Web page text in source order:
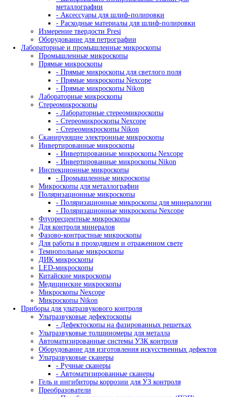
Анализ химического состава
Анализаторы металлов и сплавов
Портативные анализаторы
- Анализаторы Skyray
- Анализаторы драгметаллов
- Анализаторы руды
- Портативные анализаторы металла и
- Рентгенофлуоресцентные анализаторы
- Лазерные спектрометры
- Дифрактометры
- Портативные анализаторы Olympus
- Портативные анализаторы Sciaps
Стационарные анализаторы
- Оптико-эмиссионные спектрометры
- Атомно-абсорбционные спектрометры
- Спектрометры с индуктивно-связанной
Аксессуары и комплектующие
Рентгенофлуоресцентные спектрометры
Испытательные машины
Гидравлические испытательные машины
Динамические испытательные машины
Захваты разрывной машины
Испытательные машины на изгиб
Испытательные машины на растяжение
Испытательные машины на сжатие
Машины для испытаний на ползучесть и
прочность
Машины для испытаний на усталость
Машины для статических испытаний
Настольные испытательные машины
Разрывные машины
Разрывные машины для металла
Универсальные испытательные машины
Электромеханические испытательные машины
Сервогидравлические машины
Маятниковые копры
- Копры по методу изода
- Маятниковый копер по шарпи
- Станки для U, V надрезов
Копры с падающим грузом
- Копры серии DWTT
- Копры серии IM